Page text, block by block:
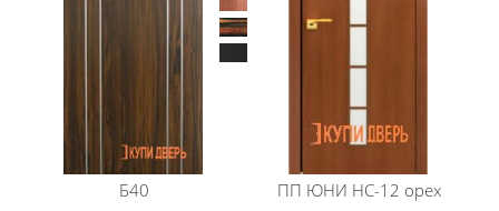
Б40 ПП ЮНИ HC-12 орех